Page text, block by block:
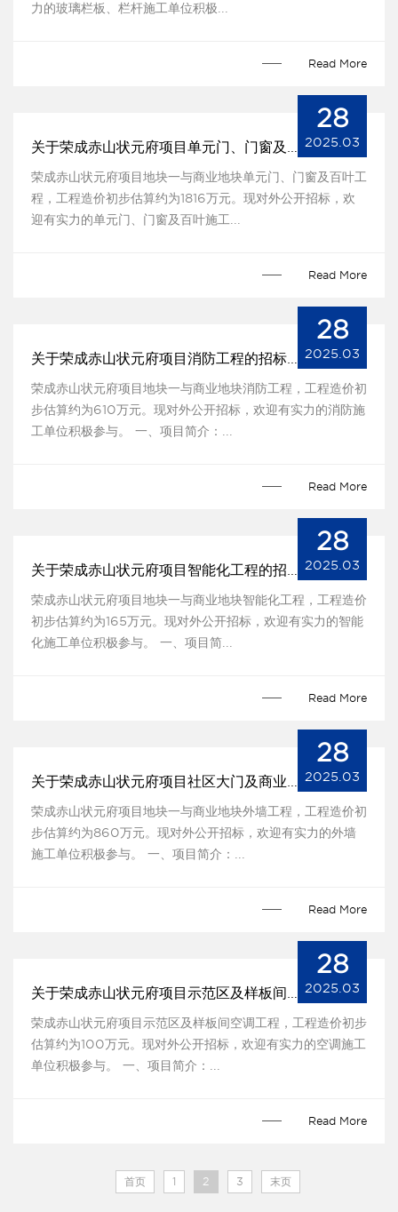
力的玻璃栏板、栏杆施工单位积极...
Read More
关于荣成赤山状元府项目单元门、门窗及百叶工程的招标公告
荣成赤山状元府项目地块一与商业地块单元门、门窗及百叶工
程，工程造价初步估算约为1816万元。现对外公开招标，欢
迎有实力的单元门、门窗及百叶施工...
28
2025.03
Read More
关于荣成赤山状元府项目消防工程的招标公告
荣成赤山状元府项目地块一与商业地块消防工程，工程造价初
步估算约为610万元。现对外公开招标，欢迎有实力的消防施
工单位积极参与。 一、项目简介：...
28
2025.03
Read More
关于荣成赤山状元府项目智能化工程的招标公告
荣成赤山状元府项目地块一与商业地块智能化工程，工程造价
初步估算约为165万元。现对外公开招标，欢迎有实力的智能
化施工单位积极参与。 一、项目简...
28
2025.03
Read More
关于荣成赤山状元府项目社区大门及商业外墙工程的招标公告
荣成赤山状元府项目地块一与商业地块外墙工程，工程造价初
步估算约为860万元。现对外公开招标，欢迎有实力的外墙
施工单位积极参与。 一、项目简介：...
28
2025.03
Read More
关于荣成赤山状元府项目示范区及样板间空调工程的招标公告
荣成赤山状元府项目示范区及样板间空调工程，工程造价初步
估算约为100万元。现对外公开招标，欢迎有实力的空调施工
单位积极参与。 一、项目简介：...
28
2025.03
Read More
首页 1 2 3 末页